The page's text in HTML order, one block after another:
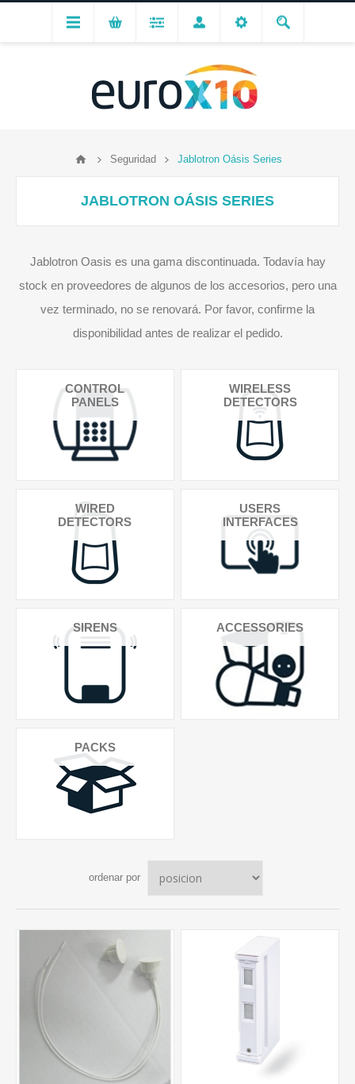
Seguridad Jablotron Oásis Series
JABLOTRON OÁSIS SERIES
Jablotron Oasis es una gama discontinuada. Todavía hay
stock en proveedores de algunos de los accesorios, pero una
vez terminado, no se renovará. Por favor, confirme la
disponibilidad antes de realizar el pedido.
CONTROL
PANELS
WIRELESS
DETECTORS
WIRED
DETECTORS
USERS
INTERFACES
SIRENS ACCESSORIES
PACKS
ordenar por